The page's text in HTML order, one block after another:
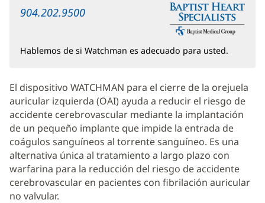
904.202.9500
Hablemos de si Watchman es adecuado para usted.
El dispositivo WATCHMAN para el cierre de la orejuela
auricular izquierda (OAI) ayuda a reducir el riesgo de
accidente cerebrovascular mediante la implantación
de un pequeño implante que impide la entrada de
coágulos sanguíneos al torrente sanguíneo. Es una
alternativa única al tratamiento a largo plazo con
warfarina para la reducción del riesgo de accidente
cerebrovascular en pacientes con fibrilación auricular
no valvular.